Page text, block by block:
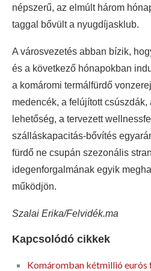
népszerű, az elmúlt három
taggal bővült a nyugdíjasklub.
A városvezetés abban bízik,
és a következő hónapokban
a komáromi termálfürdő
medencék, a felújított
lehetőség, a tervezett
szálláskapacitás-bővítés
fürdő ne csupán szezonális
idegenforgalmának egyik
működjön.
Szalai Erika/Felvidék.ma
Kapcsolódó cikkek
Komáromban kétmillió eurós